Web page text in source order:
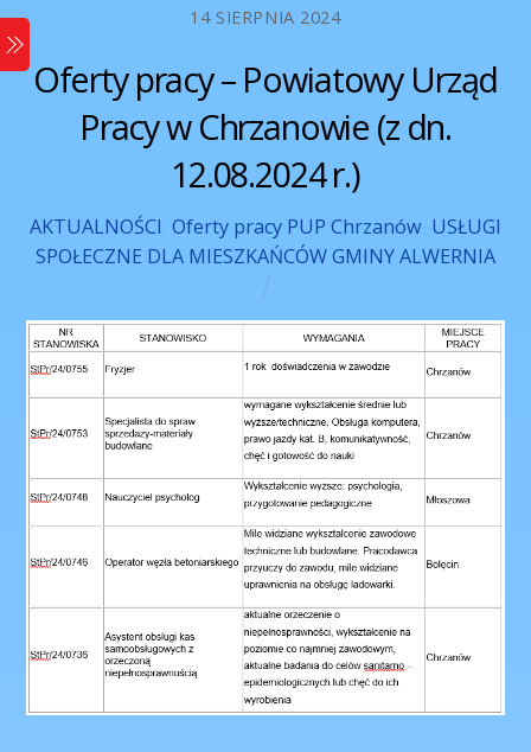
Skip
to
content
14 SIERPNIA 2024
Oferty pracy – Powiatowy Urząd
Pracy w Chrzanowie (z dn.
12.08.2024 r.)
AKTUALNOŚCI Oferty pracy PUP Chrzanów USŁUGI
SPOŁECZNE DLA MIESZKAŃCÓW GMINY ALWERNIA